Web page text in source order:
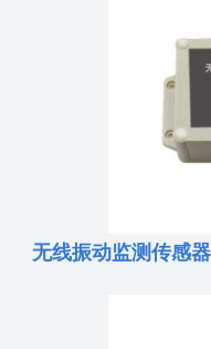
无线振动监测传感